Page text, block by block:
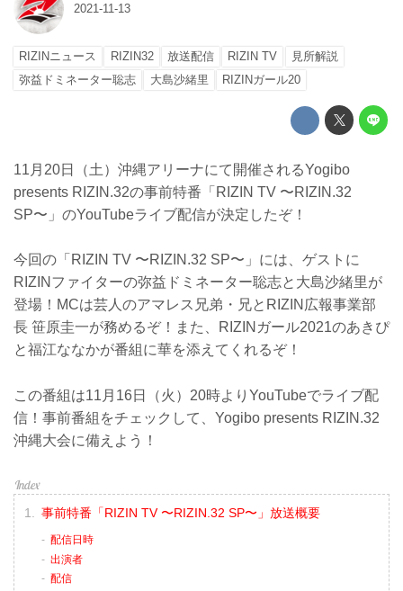
2021-11-13
RIZINニュース RIZIN32 放送配信 RIZIN TV
見所解説
弥益ドミネーター聡志
大島沙緒里 RIZINガール20
11月20日（土）沖縄アリーナにて開催されるYogibo
presents RIZIN.32の事前特番「RIZIN TV 〜RIZIN.32
SP〜」のYouTubeライブ配信が決定したぞ！
今回の「RIZIN TV 〜RIZIN.32 SP〜」には、ゲストに
RIZINファイターの弥益ドミネーター聡志と大島沙緒里が
登場！MCは芸人のアマレス兄弟・兄とRIZIN広報事業部
長 笹原圭一が務めるぞ！また、RIZINガール2021のあきぴ
と福江ななかが番組に華を添えてくれるぞ！
この番組は11月16日（火）20時よりYouTubeでライブ配
信！事前番組をチェックして、Yogibo presents RIZIN.32
沖縄大会に備えよう！
事前特番「RIZIN TV 〜RIZIN.32 SP〜」放送概要
配信日時
出演者
配信